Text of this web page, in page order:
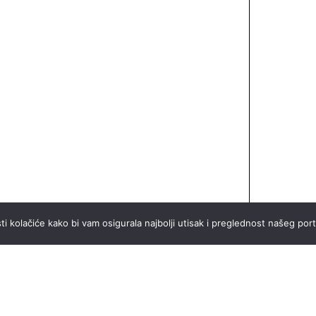
kolačiće kako bi vam osigurala najbolji utisak i preglednost našeg